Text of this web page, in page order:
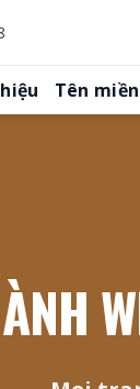
Tên miền